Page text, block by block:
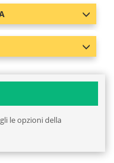
le opzioni della